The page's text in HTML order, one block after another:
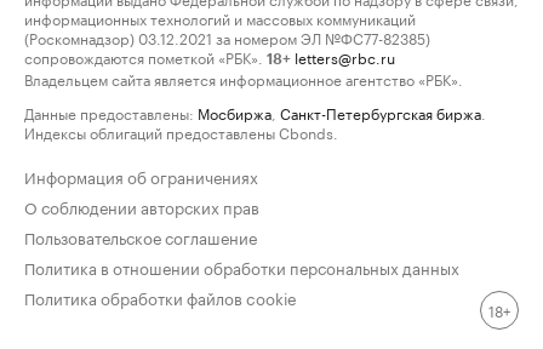
информационных технологий и массовых коммуникаций
(Роскомнадзор) 03.12.2021 за номером ЭЛ №ФС77-82385)
сопровождаются пометкой «РБК».
18+ letters@rbc.ru
Владельцем сайта является информационное агентство «РБК».
Данные предоставлены: Мосбиржа Санкт-Петербургская биржа
Индексы облигаций предоставлены Cbonds.
Информация об ограничениях
О соблюдении авторских прав
Пользовательское соглашение
Политика в отношении обработки персональных данных
Политика обработки файлов cookie
18+